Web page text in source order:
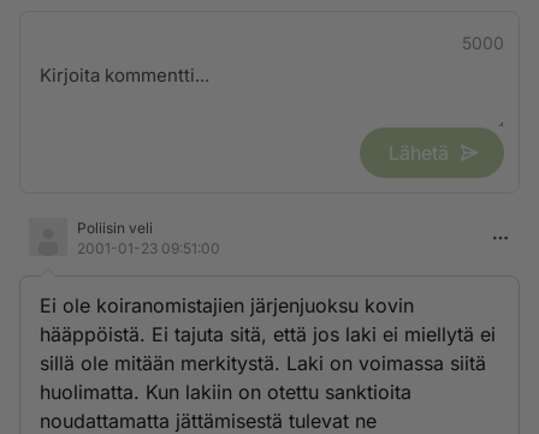
5000
Lähetä
Poliisin veli
2001-01-23 09:51:00
Ei ole koiranomistajien järjenjuoksu kovin
hääppöistä. Ei tajuta sitä, että jos laki ei miellytä ei
sillä ole mitään merkitystä. Laki on voimassa siitä
huolimatta. Kun lakiin on otettu sanktioita
noudattamatta jättämisestä tulevat ne